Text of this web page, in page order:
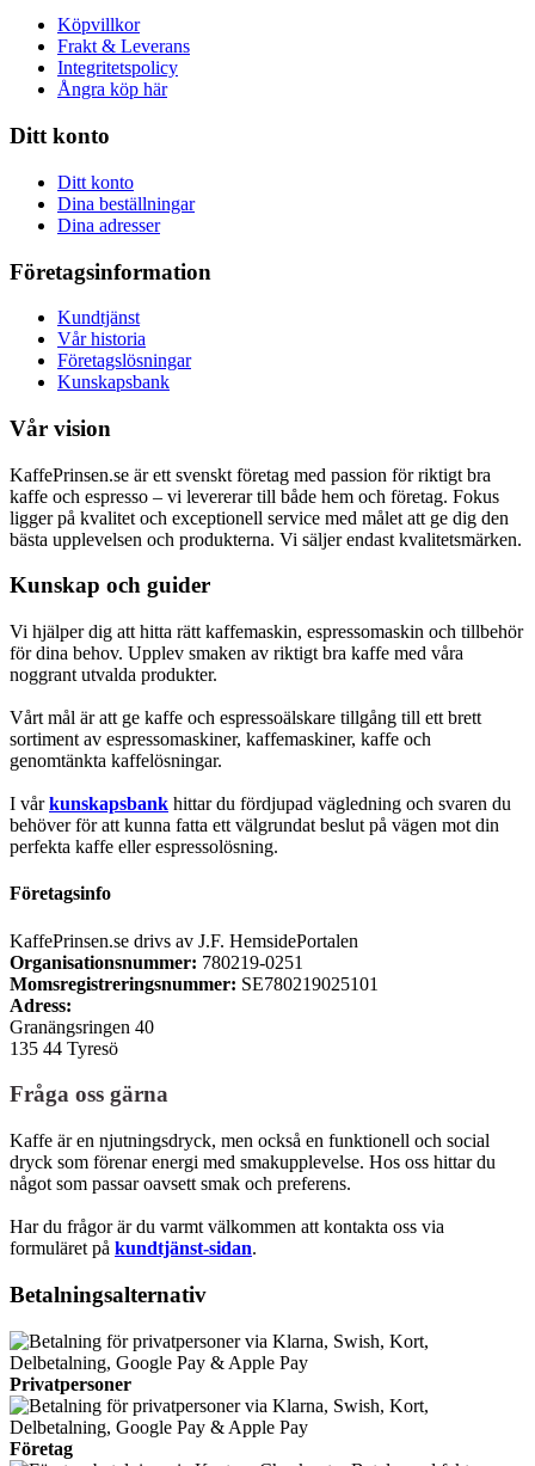
Köpvillkor
Frakt & Leverans
Integritetspolicy
Ångra köp här
Ditt konto
Ditt konto
Dina beställningar
Dina adresser
Företagsinformation
Kundtjänst
Vår historia
Företagslösningar
Kunskapsbank
Vår vision
KaffePrinsen.se är ett svenskt företag med passion för riktigt bra
kaffe och espresso – vi levererar till både hem och företag. Fokus
ligger på kvalitet och exceptionell service med målet att ge dig den
bästa upplevelsen och produkterna. Vi säljer endast kvalitetsmärken.
Kunskap och guider
Vi hjälper dig att hitta rätt kaffemaskin, espressomaskin och tillbehör
för dina behov. Upplev smaken av riktigt bra kaffe med våra
noggrant utvalda produkter.
Vårt mål är att ge kaffe och espressoälskare tillgång till ett brett
sortiment av espressomaskiner, kaffemaskiner, kaffe och
genomtänkta kaffelösningar.
I vårkunskapsbank hittar du fördjupad vägledning och svaren du
behöver för att kunna fatta ett välgrundat beslut på vägen mot din
perfekta kaffe eller espressolösning.
Företagsinfo
KaffePrinsen.se drivs av J.F. HemsidePortalen
Organisationsnummer: 780219-0251
Momsregistreringsnummer: SE780219025101
Adress:
Granängsringen 40
135 44 Tyresö
Fråga oss gärna
Kaffe är en njutningsdryck, men också en funktionell och social
dryck som förenar energi med smakupplevelse. Hos oss hittar du
något som passar oavsett smak och preferens.
Har du frågor är du varmt välkommen att kontakta oss via
formuläret på kundtjänst-sidan.
Betalningsalternativ
Privatpersoner
Företag